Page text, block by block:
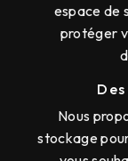
espace de
protéger
Nous
stockage